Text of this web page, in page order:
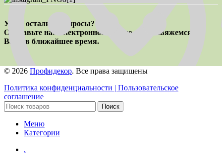
У вас остались вопросы?
Отправьте нам электронное письмо, и мы свяжемся с
Вами в ближайшее время.
© 2026 Профидекор. Все права защищены
Политика конфиденциальности | Пользовательское
соглашение
Поиск
Меню
Категории
.